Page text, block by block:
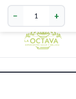
Clorofila
Liquida
cantidad
− +